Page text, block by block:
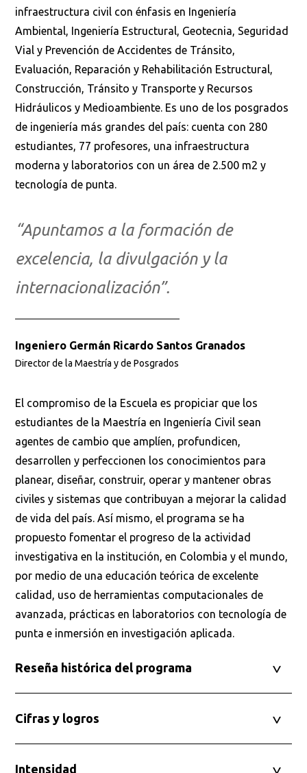
infraestructura civil con énfasis en Ingeniería
Ambiental, Ingeniería Estructural, Geotecnia, Seguridad
Vial y Prevención de Accidentes de Tránsito,
Evaluación, Reparación y Rehabilitación Estructural,
Construcción, Tránsito y Transporte y Recursos
Hidráulicos y Medioambiente. Es uno de los posgrados
de ingeniería más grandes del país: cuenta con 280
estudiantes, 77 profesores, una infraestructura
moderna y laboratorios con un área de 2.500 m2 y
tecnología de punta.
“Apuntamos a la formación de
excelencia, la divulgación y la
internacionalización”.
Ingeniero Germán Ricardo Santos Granados
Director de la Maestría y de Posgrados
El compromiso de la Escuela es propiciar que los
estudiantes de la Maestría en Ingeniería Civil sean
agentes de cambio que amplíen, profundicen,
desarrollen y perfeccionen los conocimientos para
planear, diseñar, construir, operar y mantener obras
civiles y sistemas que contribuyan a mejorar la calidad
de vida del país. Así mismo, el programa se ha
propuesto fomentar el progreso de la actividad
investigativa en la institución, en Colombia y el mundo,
por medio de una educación teórica de excelente
calidad, uso de herramientas computacionales de
avanzada, prácticas en laboratorios con tecnología de
punta e inmersión en investigación aplicada.
Reseña histórica del programa
Cifras y logros
Intensidad